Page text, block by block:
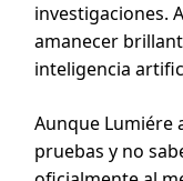
investigaciones.
amanecer
inteligencia
Aunque Lumiére
pruebas y no